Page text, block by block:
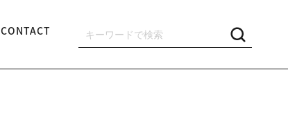
CONTACT